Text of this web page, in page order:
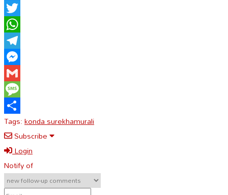
Facebook
Twitter
WhatsApp
Telegram
Messenger
Gmail
Message
Share
Tags:konda surekhamurali
Subscribe
Login
Notify of